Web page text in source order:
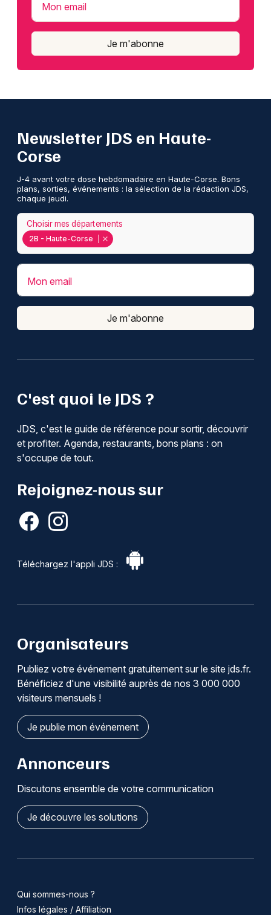
Mon email
Je m'abonne
C'est quoi le JDS ?
JDS, c'est le guide de référence pour sortir, découvrir
et profiter. Agenda, restaurants, bons plans : on
s'occupe de tout.
Rejoignez-nous sur
Téléchargez l'appli JDS :
Newsletter JDS en Haute-
Corse
J-4 avant votre dose hebdomadaire en Haute-Corse. Bons
plans, sorties, événements : la sélection de la rédaction JDS,
chaque jeudi.
2B - Haute-Corse
Choisir mes départements
Mon email
Je m'abonne
Organisateurs
Publiez votre événement gratuitement sur le site jds.fr.
Bénéficiez d'une visibilité auprès de nos 3 000 000
visiteurs mensuels !
Je publie mon événement
Annonceurs
Discutons ensemble de votre communication
Je découvre les solutions
Qui sommes-nous ?
Infos légales / Affiliation